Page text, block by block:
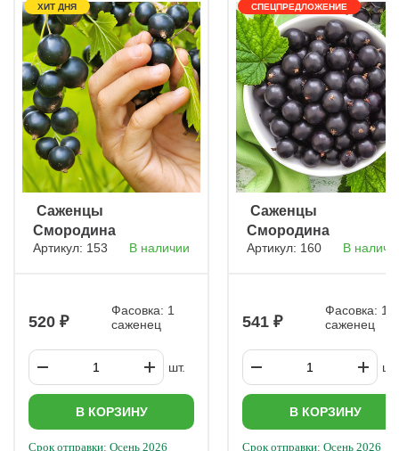
ХИТ ДНЯ
ㅤ Саженцы
Смородина
черная Пигмей
Артикул: 153 В наличии
520
Фасовка: 1
саженец
шт.
В КОРЗИНУ
Срок отправки: Осень 2026
СПЕЦПРЕДЛОЖЕНИЕ
ㅤ Саженцы
Смородина
черная Ядрёная
Артикул: 160 В
541
Фасовка: 1
саженец
шт.
В КОРЗИНУ
Срок отправки: Осень 2026